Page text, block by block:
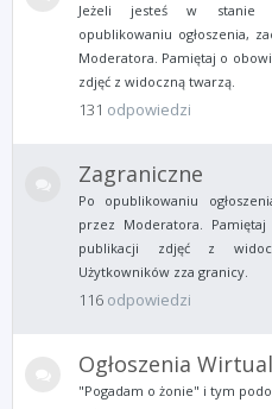
Jeżeli jesteś w stanie
opublikowaniu ogłoszenia,
Moderatora. Pamiętaj o
zdjęć z widoczną twarzą.
131 odpowiedzi
Zagraniczne
Po opublikowaniu
przez Moderatora.
publikacji zdjęć z
Użytkowników zza granicy.
116 odpowiedzi
Ogłoszenia
"Pogadam o żonie" i tym